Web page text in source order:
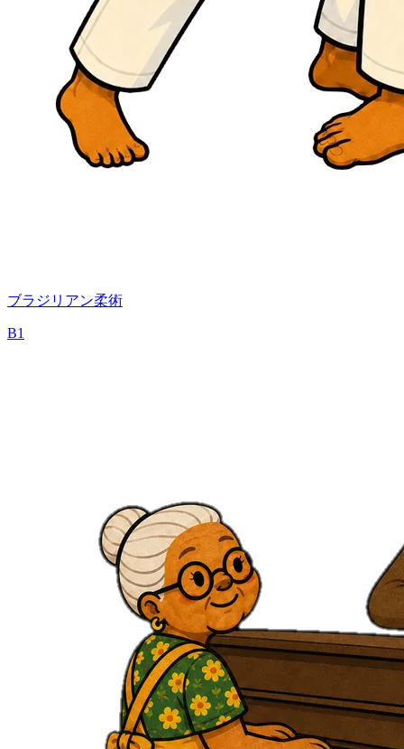
ブラジリアン柔術
B1